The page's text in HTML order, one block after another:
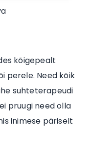
kõigepealt
perele. Need kõik
suhteterapeudi
pruugi need olla
inimese päriselt